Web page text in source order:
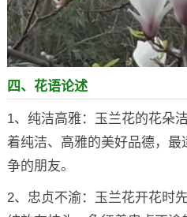
四、花语论述
1、纯洁高雅：玉兰花的花朵
着纯洁、高雅的美好品德，
争的朋友。
2、忠贞不渝：玉兰花开花时